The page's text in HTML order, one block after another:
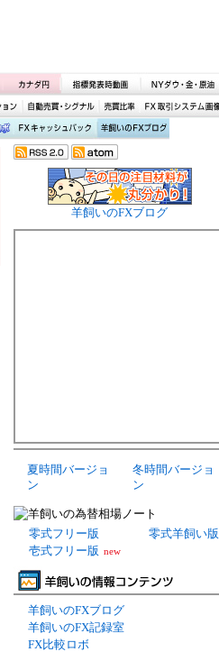
羊飼いのFXブログ
夏時間バージョ
ン
冬時間バージョ
ン
零式フリー版
零式羊飼い版
壱式フリー版 new
羊飼いのFXブログ
羊飼いのFX記録室
FX比較ロボ